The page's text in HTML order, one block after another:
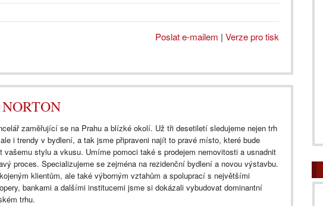
Poslat e-mailem | Verze pro tisk
zaměřující se na Prahu a blízké okolí. Už tři desetiletí sledujeme nejen trh
i trendy v bydlení, a tak jsme připraveni najít to pravé místo, které bude
vašemu stylu a vkusu. Umíme pomoci také s prodejem nemovitosti a usnadnit
proces. Specializujeme se zejména na rezidenční bydlení a novou výstavbu.
klientům, ale také výborným vztahům a spoluprací s největšími
bankami a dalšími institucemi jsme si dokázali vybudovat dominantní
trhu.